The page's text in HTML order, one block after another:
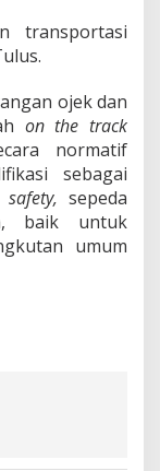
transportasi
ojek dan
on the track
normatif
sebagai
safety, sepeda
baik untuk
umum